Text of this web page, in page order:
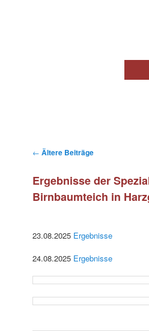
Beitragsnavigation
← Ältere Beiträge
Ergebnisse der
Birnbaumteich in
23.08.2025 Ergebnisse
24.08.2025 Ergebnisse